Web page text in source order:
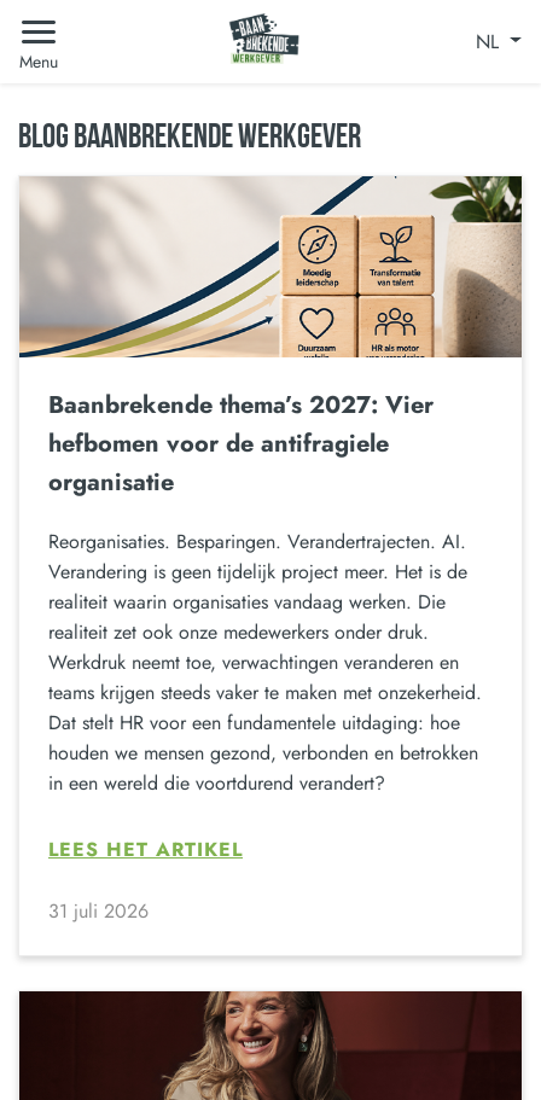
Menu
NL
BLOG BAANBREKENDE WERKGEVER
Baanbrekende thema’s 2027: Vier
hefbomen voor de antifragiele
organisatie
Reorganisaties. Besparingen. Verandertrajecten. AI.
Verandering is geen tijdelijk project meer. Het is de
realiteit waarin organisaties vandaag werken. Die
realiteit zet ook onze medewerkers onder druk.
Werkdruk neemt toe, verwachtingen veranderen en
teams krijgen steeds vaker te maken met onzekerheid.
Dat stelt HR voor een fundamentele uitdaging: hoe
houden we mensen gezond, verbonden en betrokken
in een wereld die voortdurend verandert?
LEES HET ARTIKEL
31 juli 2026